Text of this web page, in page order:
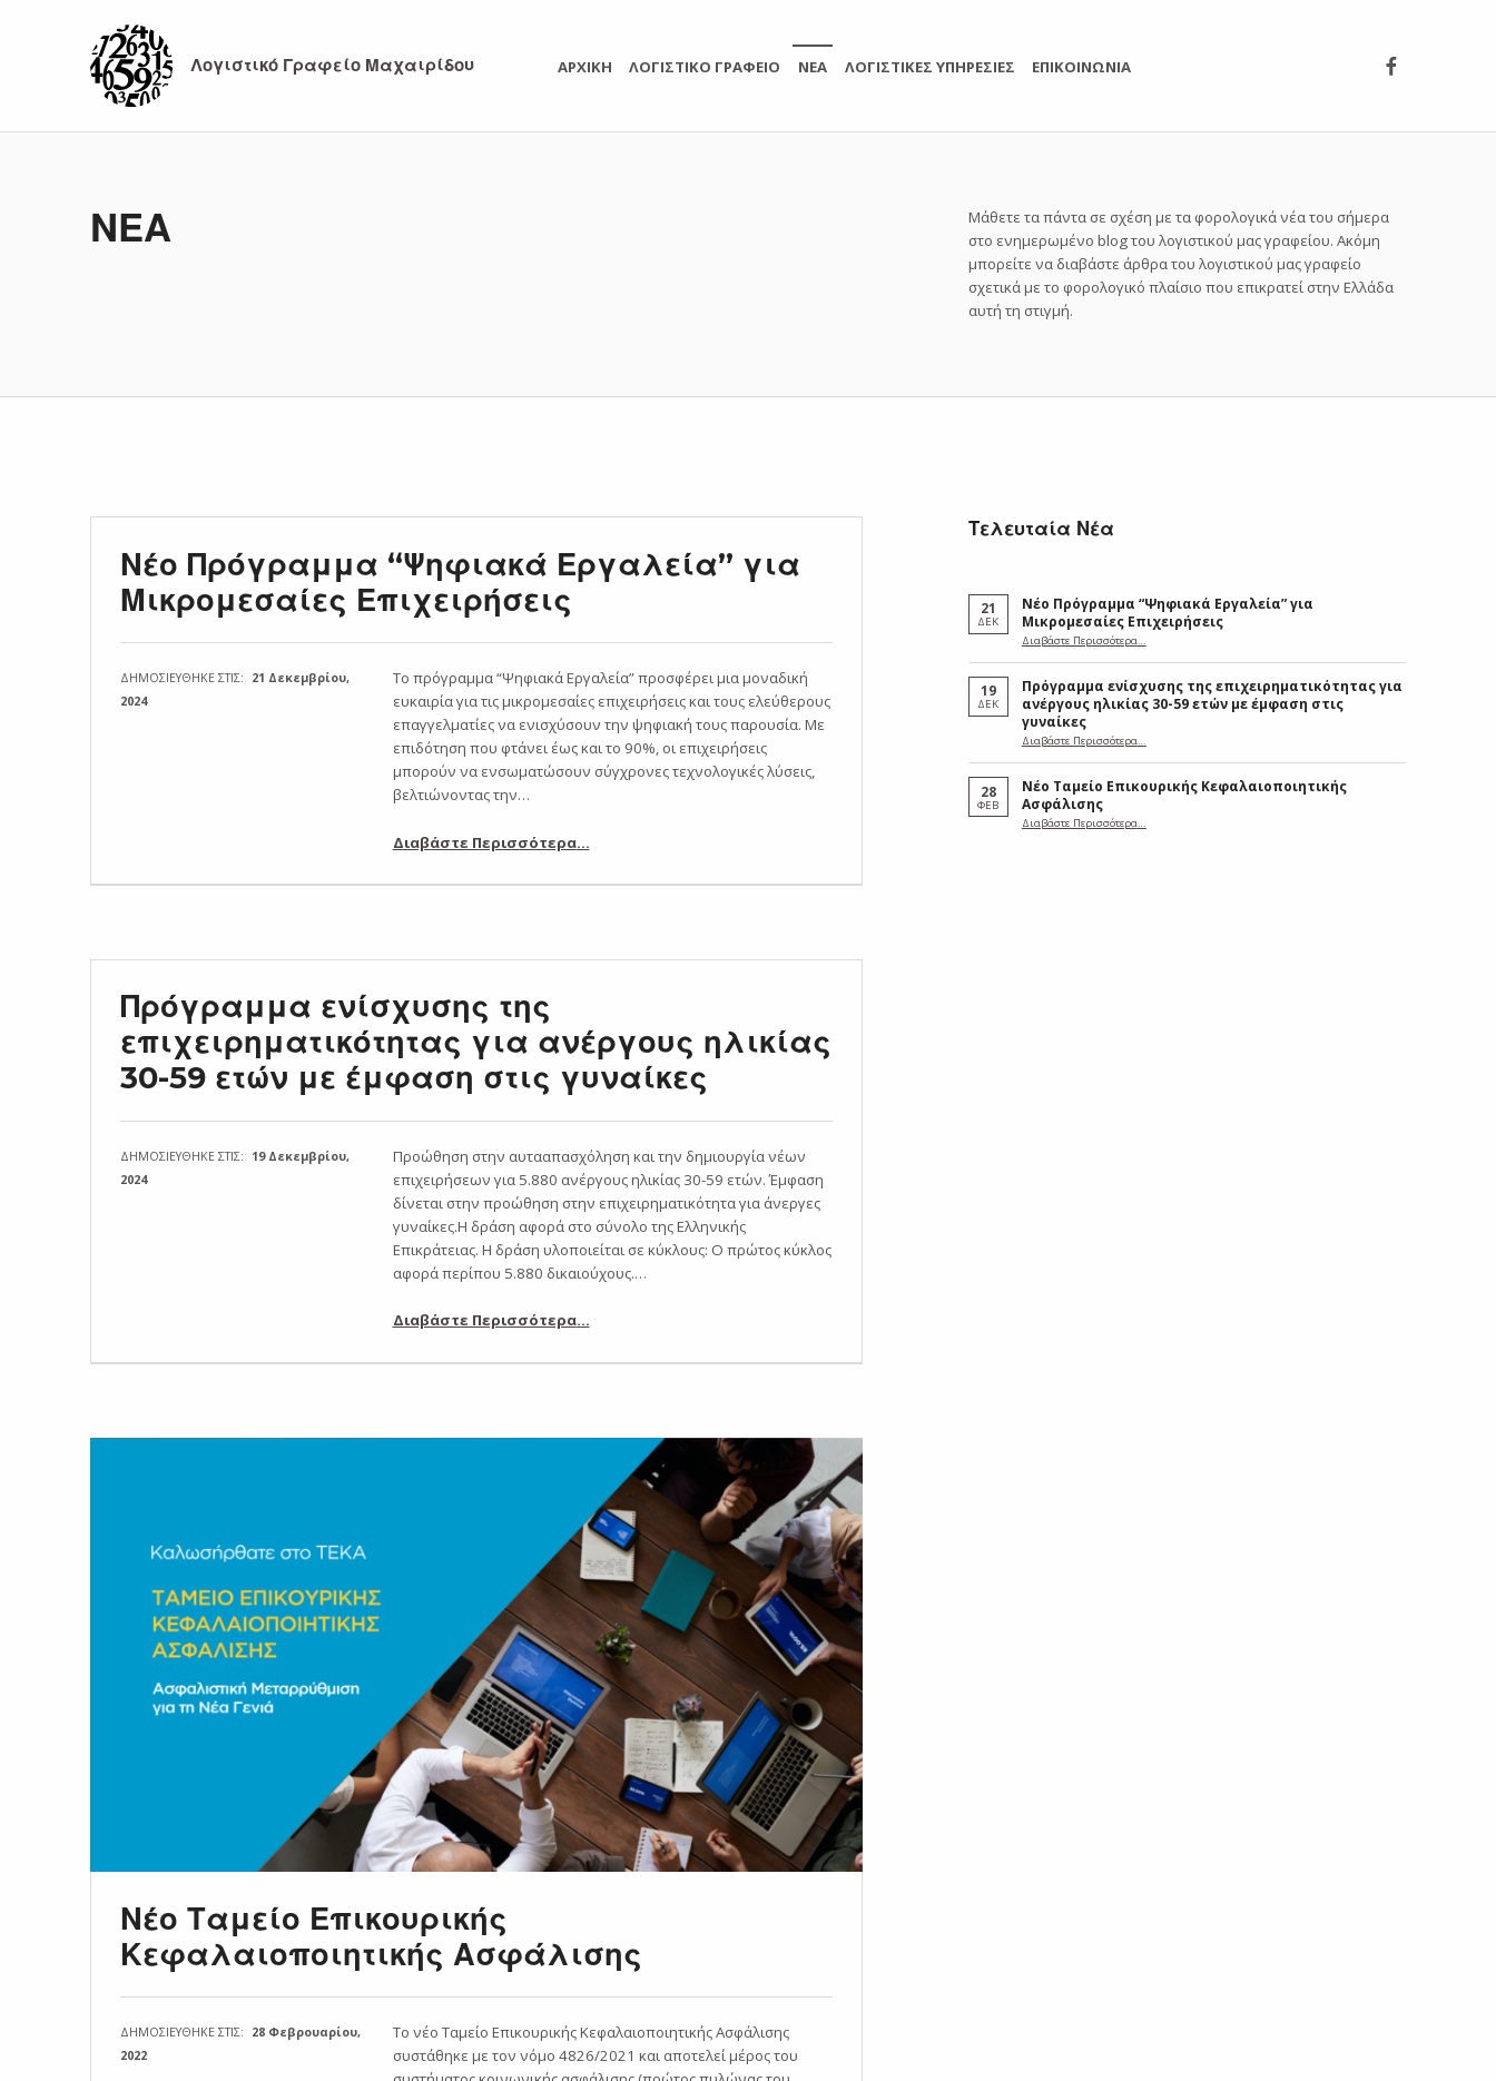
Λογιστικό Γραφείο Μαχαιρίδου ΑΡΧΙΚΗ ΛΟΓΙΣΤΙΚΟ ΓΡΑΦΕΙΟ ΝΕΑ ΛΟΓΙΣΤΙΚΕΣ ΥΠΗΡΕΣΙΕΣ ΕΠΙΚΟΙΝΩΝΙΑ
ΝΕΑ
Μάθετε τα πάντα σε σχέση με τα φορολογικά νέα του σήμερα
στο ενημερωμένο blog του λογιστικού μας γραφείου. Ακόμη
μπορείτε να διαβάστε άρθρα του λογιστικού μας γραφείο
σχετικά με το φορολογικό πλαίσιο που επικρατεί στην Ελλάδα
αυτή τη στιγμή.
Νέο Πρόγραμμα “Ψηφιακά Εργαλεία” για
Μικρομεσαίες Επιχειρήσεις
ΔΗΜΟΣΙΕΥΘΗΚΕ ΣΤΙΣ:
21 Δεκεμβρίου,
2024
Το πρόγραμμα “Ψηφιακά Εργαλεία” προσφέρει μια μοναδική
ευκαιρία για τις μικρομεσαίες επιχειρήσεις και τους ελεύθερους
επαγγελματίες να ενισχύσουν την ψηφιακή τους παρουσία. Με
επιδότηση που φτάνει έως και το 90%, οι επιχειρήσεις
μπορούν να ενσωματώσουν σύγχρονες τεχνολογικές λύσεις,
βελτιώνοντας την…
Διαβάστε Περισσότερα“Νέο Πρόγραμμα “Ψηφιακά Εργαλεία” για Μικρομεσαίες Επιχειρήσεις”
…
Πρόγραμμα ενίσχυσης της
επιχειρηματικότητας για ανέργους ηλικίας
30-59 ετών με έμφαση στις γυναίκες
ΔΗΜΟΣΙΕΥΘΗΚΕ ΣΤΙΣ:
19 Δεκεμβρίου,
2024
Προώθηση στην αυτααπασχόληση και την δημιουργία νέων
επιχειρήσεων για 5.880 ανέργους ηλικίας 30-59 ετών. Έμφαση
δίνεται στην προώθηση στην επιχειρηματικότητα για άνεργες
γυναίκες.Η δράση αφορά στο σύνολο της Ελληνικής
Επικράτειας. Η δράση υλοποιείται σε κύκλους: Ο πρώτος κύκλος
αφορά περίπου 5.880 δικαιούχους.…
Διαβάστε Περισσότερα“Πρόγραμμα ενίσχυσης της επιχειρηματικότητας για ανέργους ηλικίας 30-59 ετών με έμφαση στις γυναίκες”
…
Νέο Ταμείο Επικουρικής
Κεφαλαιοποιητικής Ασφάλισης
ΔΗΜΟΣΙΕΥΘΗΚΕ ΣΤΙΣ:
28 Φεβρουαρίου,
2022
Το νέο Ταμείο Επικουρικής Κεφαλαιοποιητικής Ασφάλισης
συστάθηκε με τον νόμο 4826/2021 και αποτελεί μέρος του
Τελευταία Νέα
21
ΔΕΚ
Νέο Πρόγραμμα “Ψηφιακά Εργαλεία” για
Μικρομεσαίες Επιχειρήσεις
Διαβάστε Περισσότερα“Νέο Πρόγραμμα “Ψηφιακά Εργαλεία” για Μικρομεσαίες Επιχειρήσεις”
…
19
ΔΕΚ
Πρόγραμμα ενίσχυσης της επιχειρηματικότητας για
ανέργους ηλικίας 30-59 ετών με έμφαση στις
γυναίκες
Διαβάστε Περισσότερα“Πρόγραμμα ενίσχυσης της επιχειρηματικότητας για ανέργους ηλικίας 30-59 ετών με έμφαση στις γυναίκες”
…
28
ΦΕΒ
Νέο Ταμείο Επικουρικής Κεφαλαιοποιητικής
Ασφάλισης
Διαβάστε Περισσότερα“Νέο Ταμείο Επικουρικής Κεφαλαιοποιητικής Ασφάλισης”
…